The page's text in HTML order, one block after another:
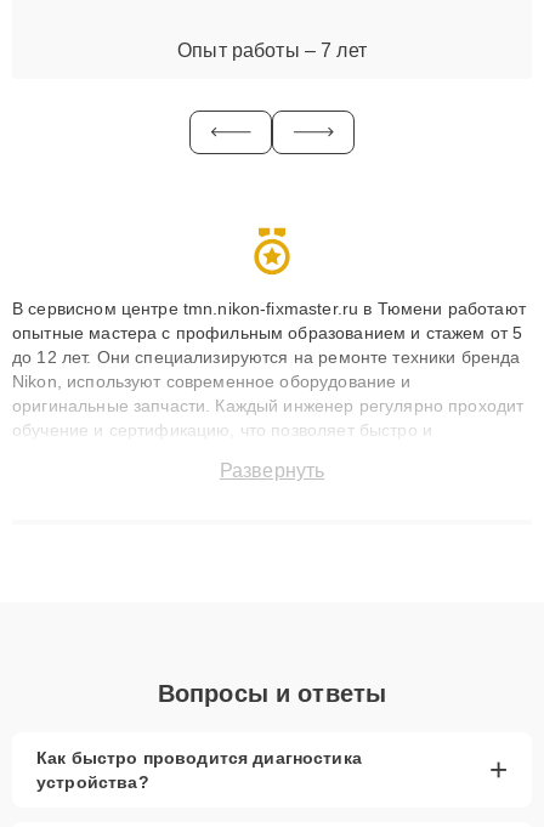
Опыт работы – 7 лет
В сервисном центре tmn.nikon-fixmaster.ru в Тюмени работают
опытные мастера с профильным образованием и стажем от 5
до 12 лет. Они специализируются на ремонте техники бренда
Nikon, используют современное оборудование и
оригинальные запчасти. Каждый инженер регулярно проходит
обучение и сертификацию, что позволяет быстро и
сохранением гарантии до 3 лет. Наши мастера решают
Развернуть
Вопросы и ответы
Как быстро проводится диагностика
устройства?
+